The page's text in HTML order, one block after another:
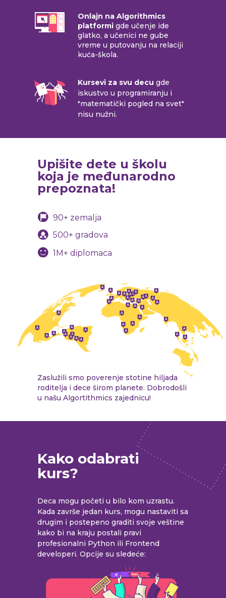
Onlajn na Algorithmics
platformi gde učenje ide
glatko, a učenici ne gube
vreme u putovanju na relaciji
kuća-škola.
Kursevi za svu decu gde
iskustvo u programiranju i
"matematički pogled na svet"
nisu nužni.
Upišite dete u školu
koja je međunarodno
prepoznata!
Zaslužili smo poverenje stotine hiljada
roditelja i dece širom planete. Dobrodošli
u našu Algortithmics zajednicu!
90+ zemalja
500+ gradova
1M+ diplomaca
Kako odabrati
kurs?
Deca mogu početi u bilo kom uzrastu.
Kada završe jedan kurs, mogu nastaviti sa
drugim i postepeno graditi svoje veštine
kako bi na kraju postali pravi
profesionalni Python ili Frontend
developeri. Opcije su sledeće: